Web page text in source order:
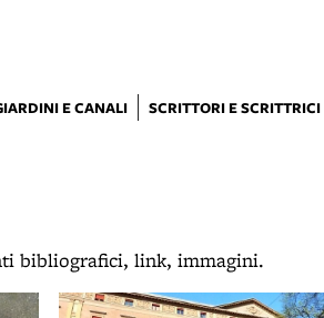
E CANALI SCRITTORI E SCRITTRICI
bibliografici, link, immagini.